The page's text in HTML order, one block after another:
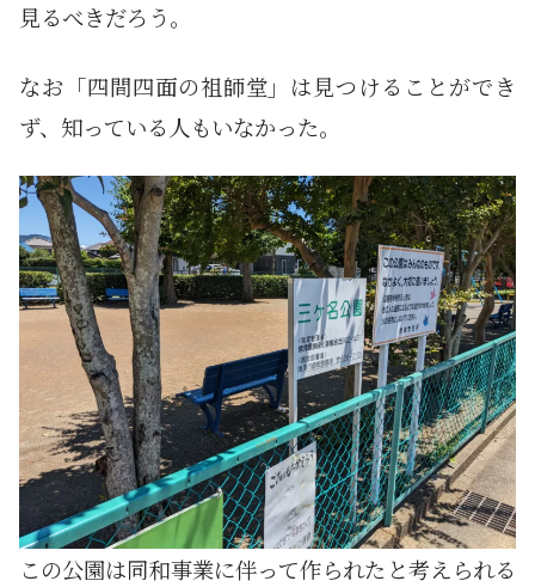
見るべきだろう。
なお「四間四面の祖師堂」は見つけることができ
ず、知っている人もいなかった。
この公園は同和事業に伴って作られたと考えられる